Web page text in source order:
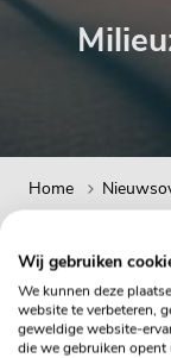
Home
Geplaatst op 12
Wij gebruiken
We kunnen deze
website te verbeteren,
geweldige website-
die we gebruiken opent